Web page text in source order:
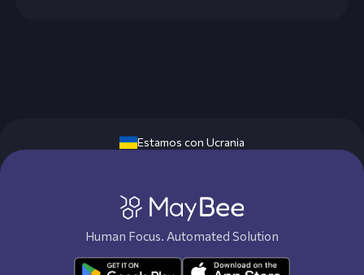
Estamos con Ucrania
Human Focus. Automated Solution